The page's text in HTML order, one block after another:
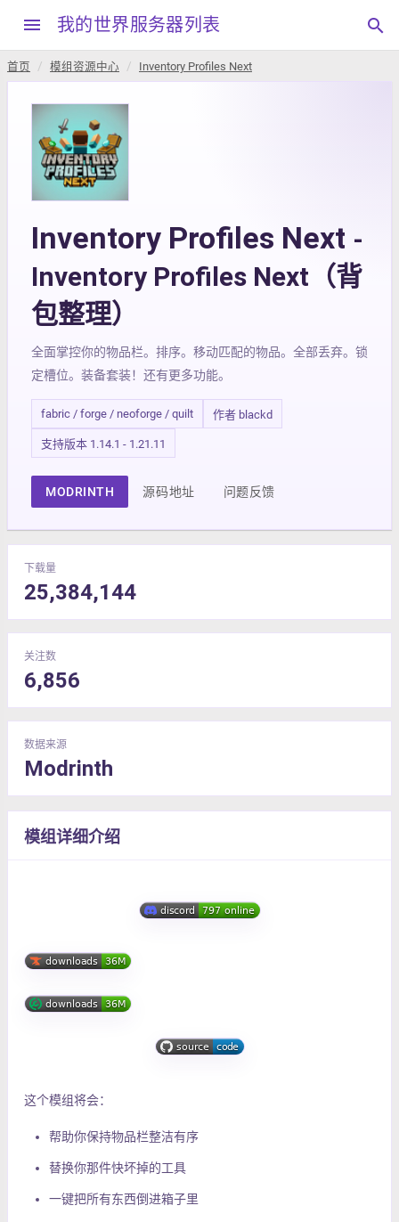
menu 我的世界服务器列表 search
首页 模组资源中心 Inventory Profiles Next
Inventory Profiles Next -
Inventory Profiles Next（背
包整理）
全面掌控你的物品栏。排序。移动匹配的物品。全部丢弃。锁
定槽位。装备套装！还有更多功能。
fabric / forge / neoforge / quilt 作者 blackd
支持版本 1.14.1 - 1.21.11
MODRINTH 源码地址 问题反馈
下载量
25,384,144
关注数
6,856
数据来源
Modrinth
模组详细介绍
这个模组将会：
帮助你保持物品栏整洁有序
替换你那件快坏掉的工具
一键把所有东西倒进箱子里